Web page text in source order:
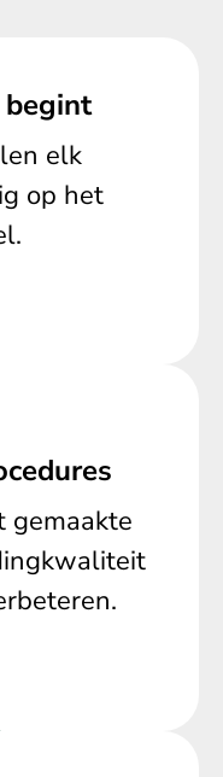
begint
elk
op het
gemaakte